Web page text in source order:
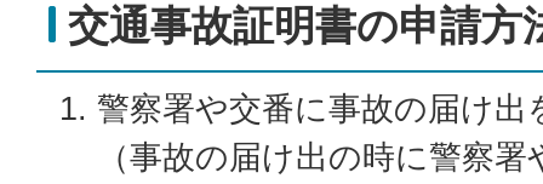
交通事故証明書の申請方
警察署や交番に事故の届け
（事故の届け出の時に警察